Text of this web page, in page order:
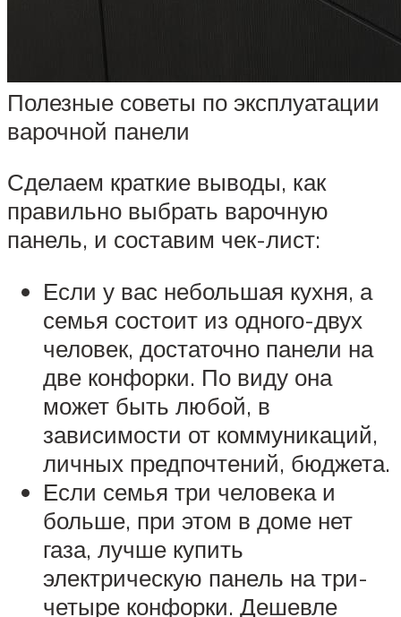
Полезные советы по эксплуатации
варочной панели
Сделаем краткие выводы, как
правильно выбрать варочную
панель, и составим чек-лист:
Если у вас небольшая кухня, а
семья состоит из одного-двух
человек, достаточно панели на
две конфорки. По виду она
может быть любой, в
зависимости от коммуникаций,
личных предпочтений, бюджета.
Если семья три человека и
больше, при этом в доме нет
газа, лучше купить
электрическую панель на три-
четыре конфорки. Дешевле